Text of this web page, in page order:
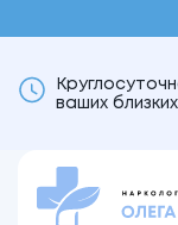
ваших близких